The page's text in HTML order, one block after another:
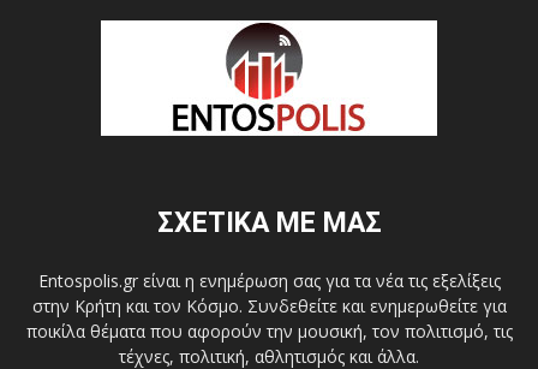
ΣΧΕΤΙΚΑ ΜΕ ΜΑΣ
Entospolis.gr είναι η ενημέρωση σας για τα νέα τις εξελίξεις
στην Κρήτη και τον Κόσμο. Συνδεθείτε και ενημερωθείτε για
ποικίλα θέματα που αφορούν την μουσική, τον πολιτισμό, τις
τέχνες, πολιτική, αθλητισμός και άλλα.